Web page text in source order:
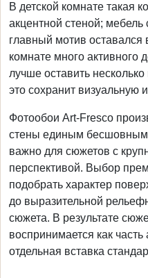
В детской комнате такая
акцентной стеной; мебель
главный мотив оставался
комнате много активного
лучше оставить
это сохранит визуальную
Фотообои Art-Fresco
стены единым бесшовным
важно для сюжетов с
перспективой. Выбор
подобрать характер
до выразительной
сюжета. В результате
воспринимается как
отдельная вставка